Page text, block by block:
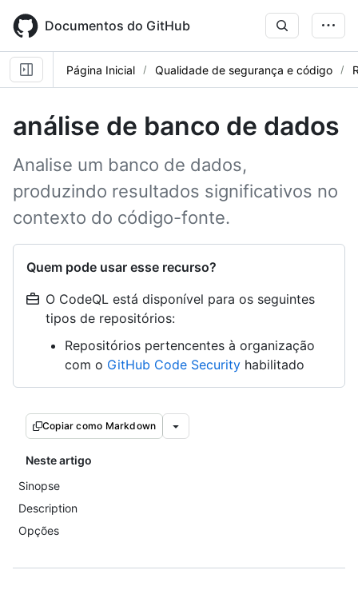
main
content
Documentos do GitHub
Página Inicial Qualidade de segurança e código
análise de banco de dados
Analise um banco de dados,
produzindo resultados significativos no
contexto do código-fonte.
Quem pode usar esse recurso?
O CodeQL está disponível para os seguintes
tipos de repositórios:
Repositórios pertencentes à organização
com o GitHub Code Security habilitado
Copiar como Markdown
Neste artigo
Sinopse
Description
Opções